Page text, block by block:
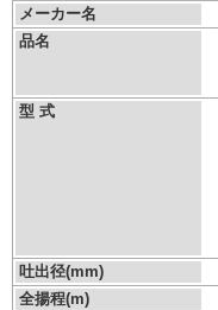
メーカー名
品名
型 式
吐出径(mm)
全揚程(m)